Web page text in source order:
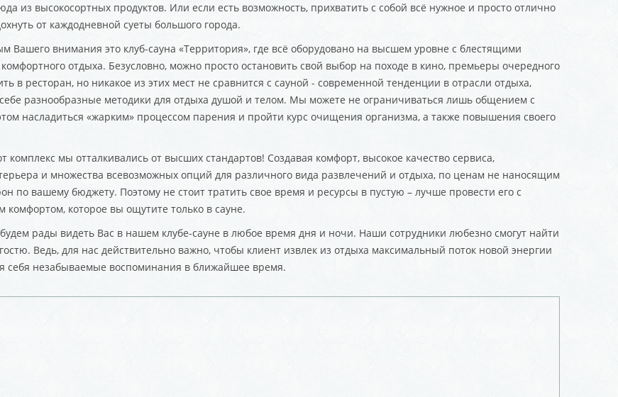
из высокосортных продуктов. Или если есть возможность, прихватить с собой всё нужное и просто отлично
от каждодневной суеты большого города.
Вашего внимания это клуб-сауна «Территория», где всё оборудовано на высшем уровне с блестящими
отдыха. Безусловно, можно просто остановить свой выбор на походе в кино, премьеры очередного
в ресторан, но никакое из этих мест не сравнится с сауной - современной тенденции в отрасли отдыха,
разнообразные методики для отдыха душой и телом. Мы можете не ограничиваться лишь общением с
насладиться «жарким» процессом парения и пройти курс очищения организма, а также повышения своего
комплекс мы отталкивались от высших стандартов! Создавая комфорт, высокое качество сервиса,
и множества всевозможных опций для различного вида развлечений и отдыха, по ценам не наносящим
по вашему бюджету. Поэтому не стоит тратить свое время и ресурсы в пустую – лучше провести его с
комфортом, которое вы ощутите только в сауне.
рады видеть Вас в нашем клубе-сауне в любое время дня и ночи. Наши сотрудники любезно смогут найти
Ведь, для нас действительно важно, чтобы клиент извлек из отдыха максимальный поток новой энергии
себя незабываемые воспоминания в ближайшее время.